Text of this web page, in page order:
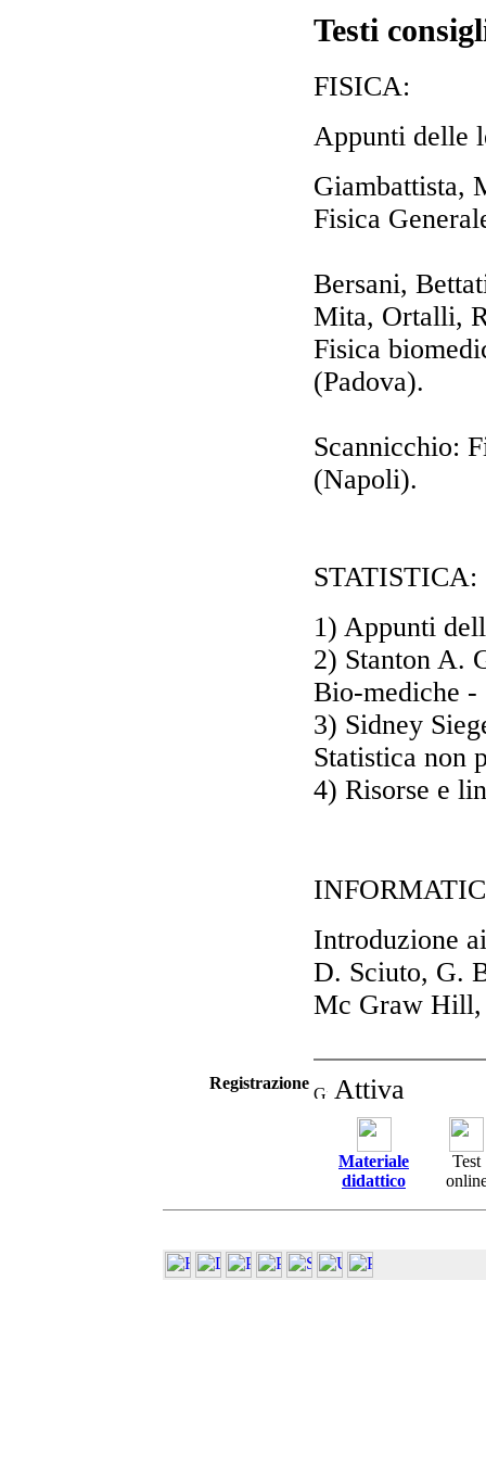
Testi
FISICA:
Appunti delle
Giambattista,
Fisica
Bersani,
Mita, Ortalli,
Fisica
(Padova).
Scannicchio:
(Napoli).
STATISTICA:
1) Appunti
2) Stanton A.
Bio-mediche
3) Sidney
Statistica non
4) Risorse e
Introduzione
D. Sciuto, G.
Mc Graw Hill,
Registrazione Attiva
Materiale
didattico
Test